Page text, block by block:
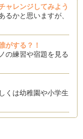
ャレンジしてみよう
かと思いますが、
がする？！
の練習や宿題を見る
くは幼稚園や小学生